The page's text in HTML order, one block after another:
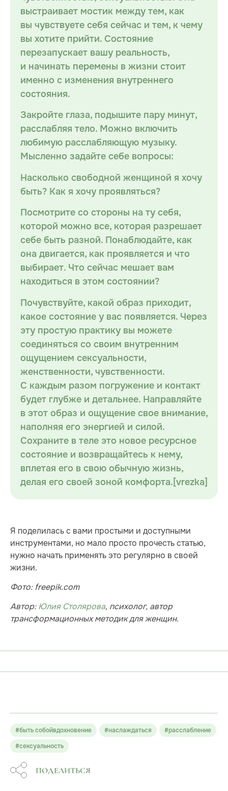
выстраивает мостик между тем, как
вы чувствуете себя сейчас и тем, к чему
вы хотите прийти. Состояние
перезапускает вашу реальность,
и начинать перемены в жизни стоит
именно с изменения внутреннего
состояния.
Закройте глаза, подышите пару минут,
расслабляя тело. Можно включить
любимую расслабляющую музыку.
Мысленно задайте себе вопросы:
Насколько свободной женщиной я хочу
быть? Как я хочу проявляться?
Посмотрите со стороны на ту себя,
которой можно все, которая разрешает
себе быть разной. Понаблюдайте, как
она двигается, как проявляется и что
выбирает. Что сейчас мешает вам
находиться в этом состоянии?
Почувствуйте, какой образ приходит,
какое состояние у вас появляется. Через
эту простую практику вы можете
соединяться со своим внутренним
ощущением сексуальности,
женственности, чувственности.
С каждым разом погружение и контакт
будет глубже и детальнее. Направляйте
в этот образ и ощущение свое внимание,
наполняя его энергией и силой.
Сохраните в теле это новое ресурсное
состояние и возвращайтесь к нему,
вплетая его в свою обычную жизнь,
делая его своей зоной комфорта.[vrezka]
Я поделилась с вами простыми и доступными
инструментами, но мало просто прочесть статью,
нужно начать применять это регулярно в своей
жизни.
Фото: freepik.com
Автор:Юлия Столярова, психолог, автор
трансформационных методик для женщин.
#быть собойвдохновение #наслаждаться
#расслабление
#сексуальность
ПОДЕЛИТЬСЯ